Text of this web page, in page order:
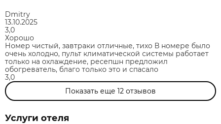
Dmitry
13.10.2025
3,0
Хорошо
Номер чистый, завтраки отличные, тихо В номере было
очень холодно, пульт климатической системы работает
только на охлаждение, ресепшн предложил
обогреватель, благо только это и спасало
3,0
Показать еще 12 отзывов
Услуги отеля